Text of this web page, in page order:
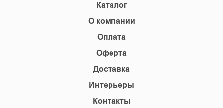
Каталог
О компании
Оплата
Оферта
Доставка
Интерьеры
Контакты